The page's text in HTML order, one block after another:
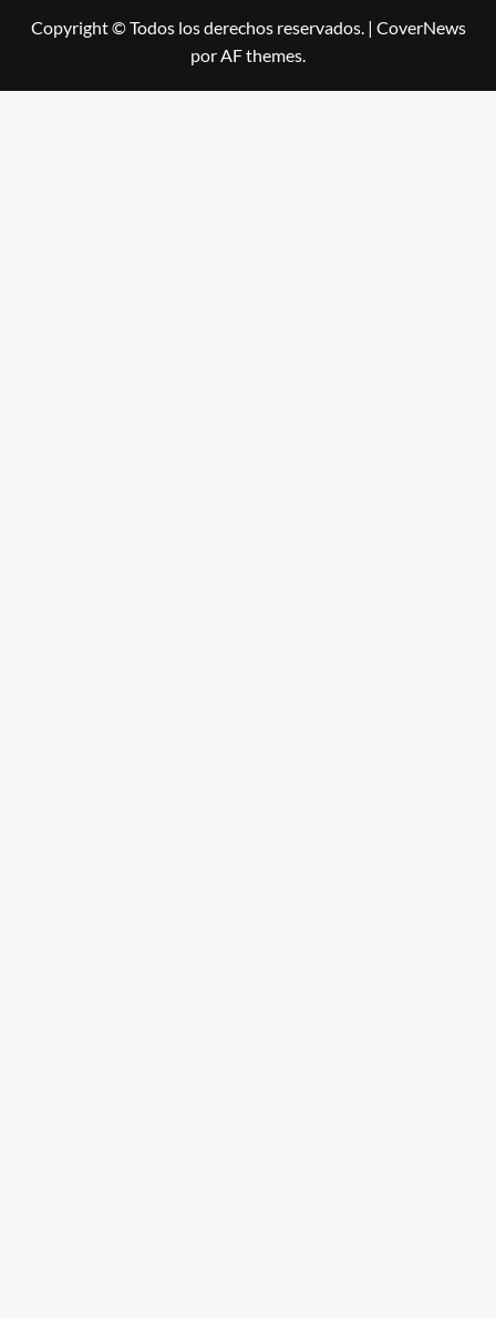
Copyright © Todos los derechos reservados. | CoverNews
por AF themes.